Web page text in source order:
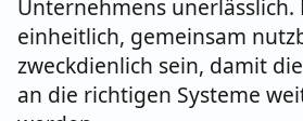
Unternehmens unerlässlich.
einheitlich, gemeinsam
zweckdienlich sein, damit
an die richtigen Systeme